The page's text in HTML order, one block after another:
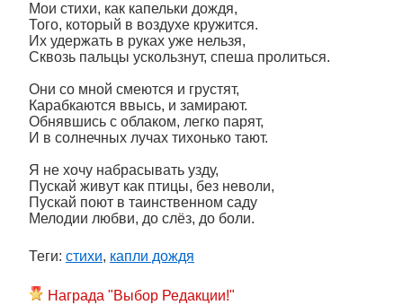
Мои стихи, как капельки дождя,
Того, который в воздухе кружится.
Их удержать в руках уже нельзя,
Сквозь пальцы ускользнут, спеша пролиться.
Они со мной смеются и грустят,
Карабкаются ввысь, и замирают.
Обнявшись с облаком, легко парят,
И в солнечных лучах тихонько тают.
Я не хочу набрасывать узду,
Пускай живут как птицы, без неволи,
Пускай поют в таинственном саду
Мелодии любви, до слёз, до боли.
Теги: стихи, капли дождя
Награда "Выбор Редакции!"